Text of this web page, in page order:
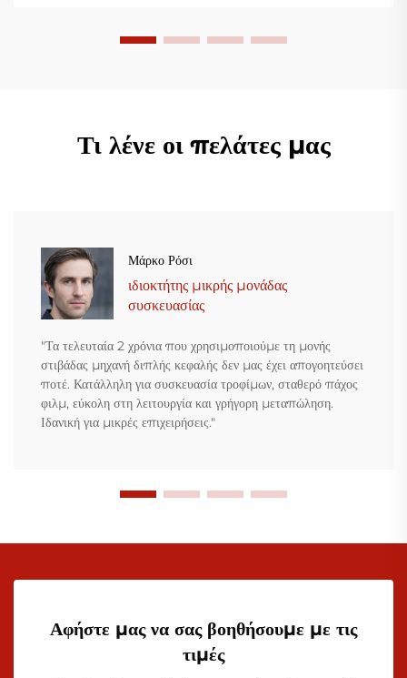
Τι λένε οι πελάτες μας
Μάρκο Ρόσι
ιδιοκτήτης μικρής μονάδας
συσκευασίας
"Τα τελευταία 2 χρόνια που χρησιμοποιούμε τη μονής
στιβάδας μηχανή διπλής κεφαλής δεν μας έχει απογοητεύσει
ποτέ. Κατάλληλη για συσκευασία τροφίμων, σταθερό πάχος
φιλμ, εύκολη στη λειτουργία και γρήγορη μεταπώληση.
Ιδανική για μικρές επιχειρήσεις."
Αφήστε μας να σας βοηθήσουμε με τις
τιμές